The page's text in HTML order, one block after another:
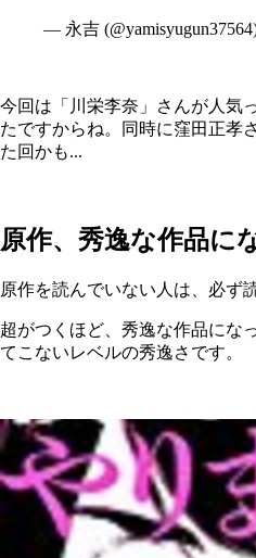
— 永吉
今回は「川栄李奈」さんが人気
たですからね。同時に窪田正孝
た回かも...
原作、秀逸な作品に
原作を読んでいない人は、必ず
超がつくほど、秀逸な作品にな
てこないレベルの秀逸さです。